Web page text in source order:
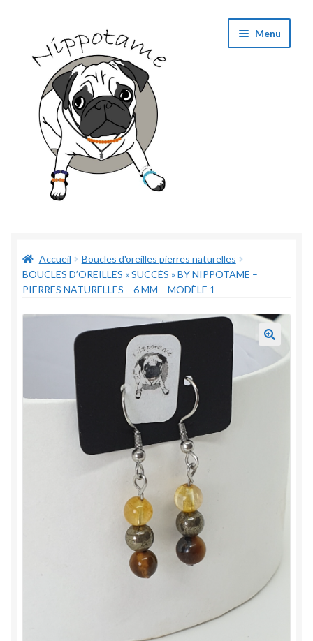
navigation
contenu
Menu
Panier
Validation de commande
Mon compte
Accueil
Boucles d'oreilles pierres naturelles
BOUCLES D’OREILLES « SUCCÈS » BY NIPPOTAME –
PIERRES NATURELLES – 6 MM – MODÈLE 1